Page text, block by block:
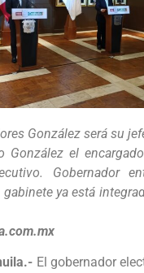
González será su
González el
Gobernador
gabinete ya está
El gobernador